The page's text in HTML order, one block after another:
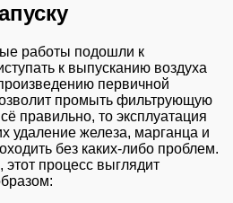
работы подошли к
к выпусканию воздуха
первичной
промыть фильтрующую
правильно, то эксплуатация
удаление железа, марганца и
без каких-либо проблем.
процесс выглядит